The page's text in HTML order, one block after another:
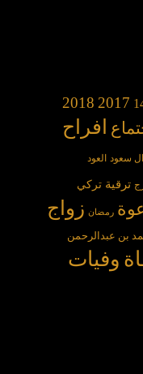
2017
2018
افراح
ال سعود العود
ترقية تركي
رمضان زواج
بن عبدالرحمن
وفيات